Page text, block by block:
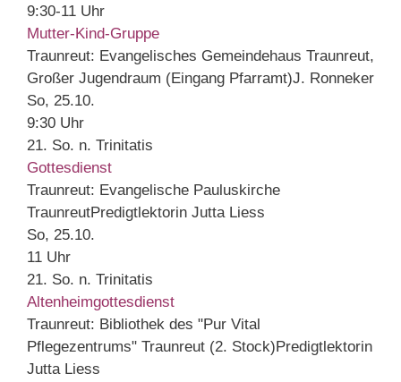
9:30-11 Uhr
Mutter-Kind-Gruppe
Traunreut: Evangelisches Gemeindehaus Traunreut,
Großer Jugendraum (Eingang Pfarramt)J. Ronneker
So, 25.10.
9:30 Uhr
21. So. n. Trinitatis
Gottesdienst
Traunreut: Evangelische Pauluskirche
TraunreutPredigtlektorin Jutta Liess
So, 25.10.
11 Uhr
21. So. n. Trinitatis
Altenheimgottesdienst
Traunreut: Bibliothek des "Pur Vital
Pflegezentrums" Traunreut (2. Stock)Predigtlektorin
Jutta Liess